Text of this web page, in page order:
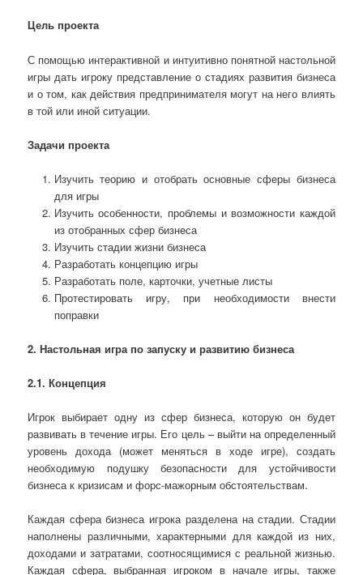
Цель проекта
С помощью интерактивной и интуитивно понятной настольной
игры дать игроку представление о стадиях развития бизнеса
и о том, как действия предпринимателя могут на него влиять
в той или иной ситуации.
Задачи проекта
Изучить теорию и отобрать основные сферы бизнеса
для игры
Изучить особенности, проблемы и возможности каждой
из отобранных сфер бизнеса
Изучить стадии жизни бизнеса
Разработать концепцию игры
Разработать поле, карточки, учетные листы
Протестировать игру, при необходимости внести
поправки
2. Настольная игра по запуску и развитию бизнеса
2.1. Концепция
Игрок выбирает одну из сфер бизнеса, которую он будет
развивать в течение игры. Его цель – выйти на определенный
уровень дохода (может меняться в ходе игре), создать
необходимую подушку безопасностидля устойчивости
бизнеса к кризисам и форс-мажорным обстоятельствам.
Каждая сфера бизнеса игрока разделена на стадии. Стадии
наполнены различными, характерными для каждой из них,
доходами и затратами, соотносящимися с реальной жизнью.
Каждая сфера, выбранная игроком в начале игры, также